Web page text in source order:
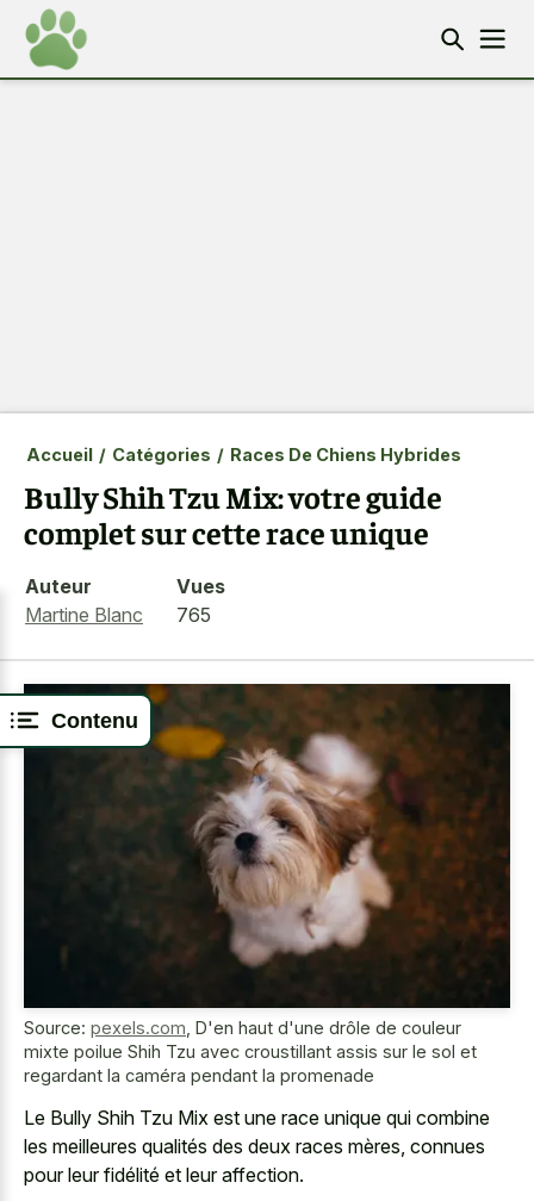
Contenu
Accueil / Catégories / Races De Chiens Hybrides
Bully Shih Tzu Mix: votre guide
complet sur cette race unique
Auteur
Martine Blanc
Vues
765
Source: pexels.com D'en haut d'une drôle de couleur
mixte poilue Shih Tzu avec croustillant assis sur le sol et
regardant la caméra pendant la promenade
Le Bully Shih Tzu Mix est une race unique qui combine
les meilleures qualités des deux races mères, connues
pour leur fidélité et leur affection.